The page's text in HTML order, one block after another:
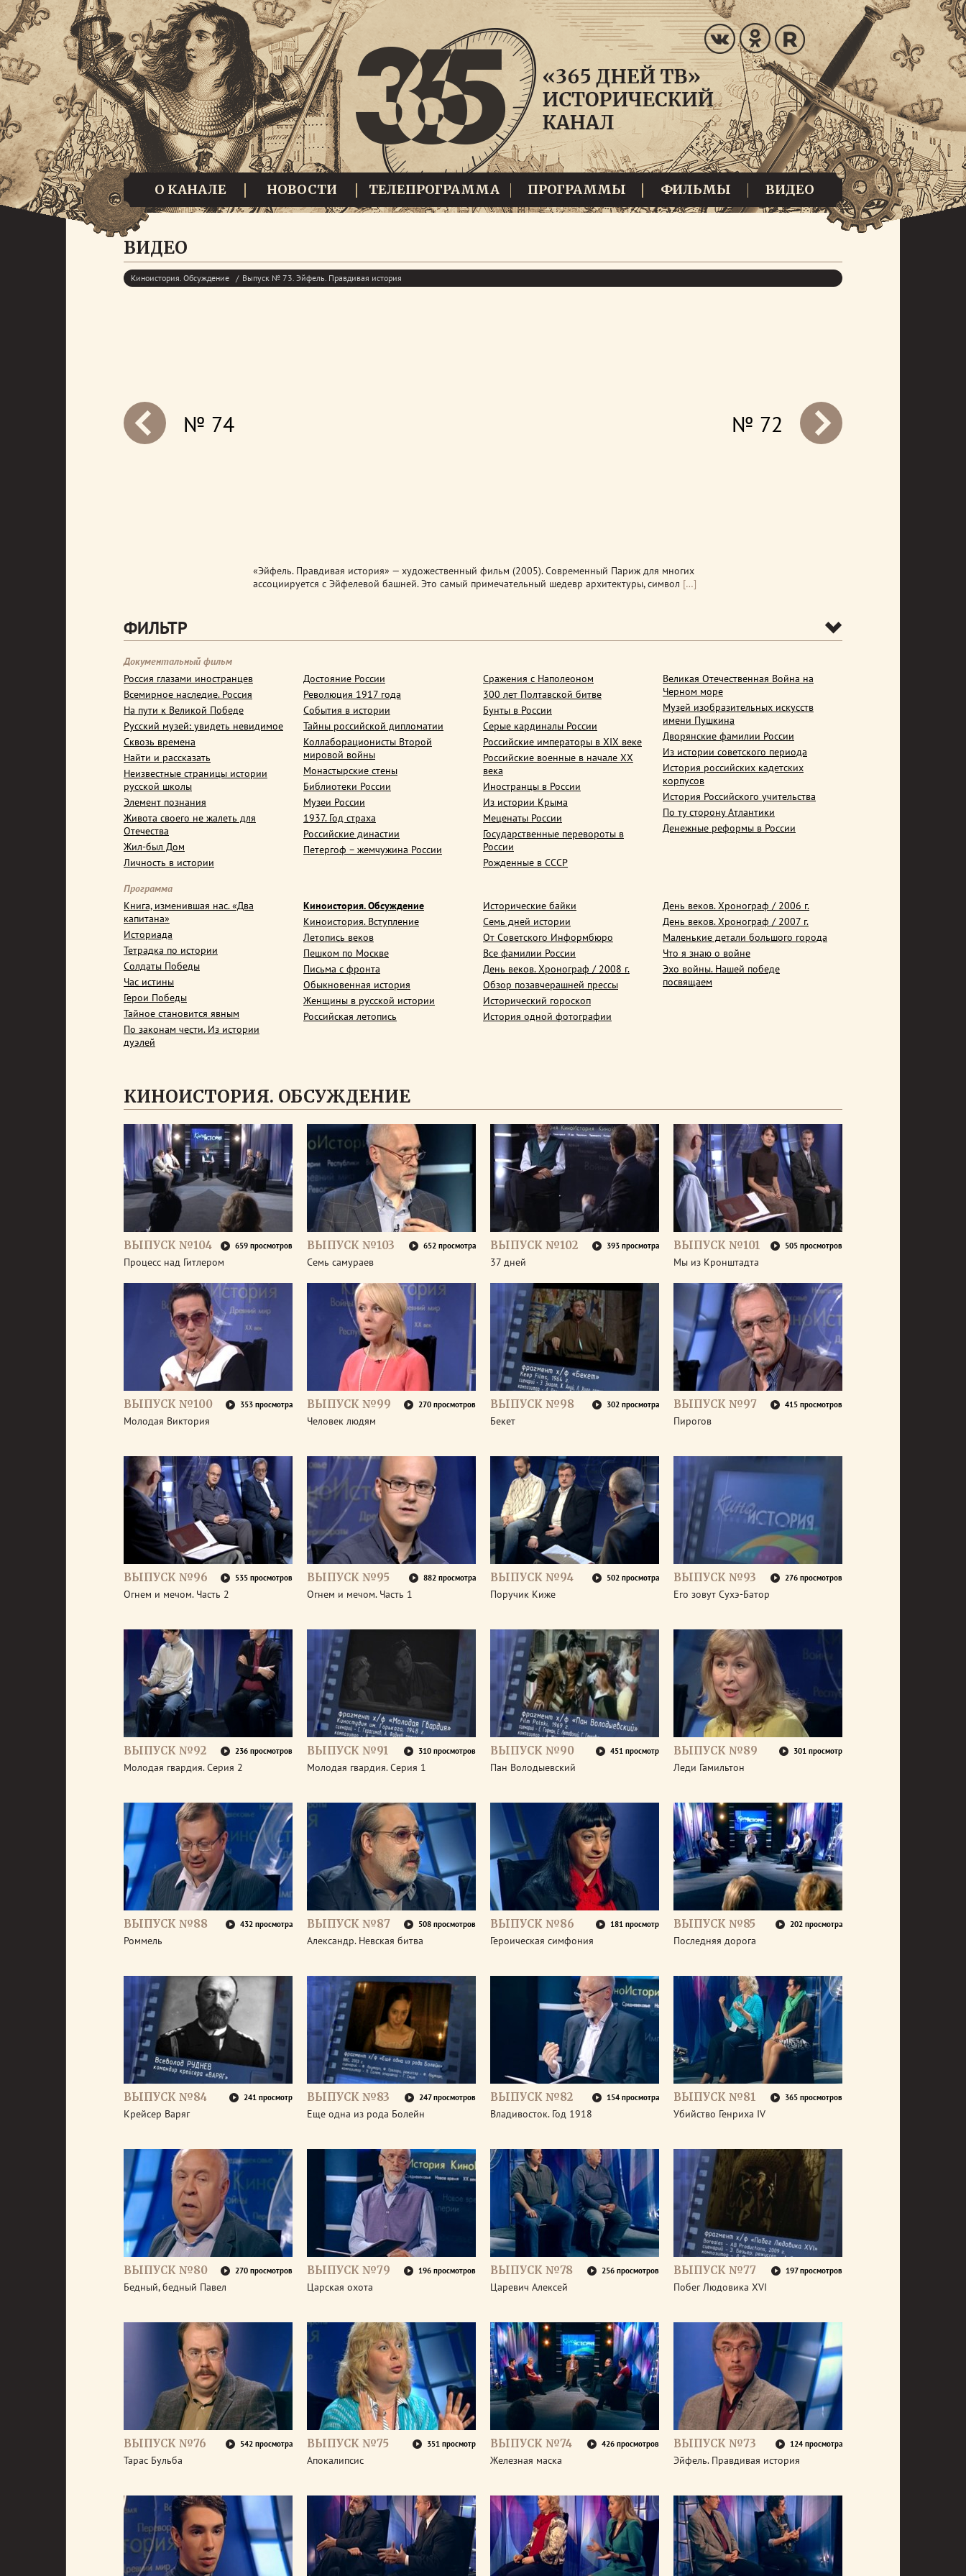
О КАНАЛЕ НОВОСТИ ТЕЛЕПРОГРАММА ПРОГРАММЫ ФИЛЬМЫ ВИДЕО
ВИДЕО
Киноистория. Обсуждение Выпуск № 73. Эйфель. Правдивая история
prev
№ 72
№ 74
«Эйфель. Правдивая история» — художественный фильм (2005). Современный Париж для многих
ассоциируется с Эйфелевой башней. Это самый примечательный шедевр архитектуры, символ […]
ФИЛЬТР
Документальный фильм
Россия глазами иностранцев
Всемирное наследие. Россия
На пути к Великой Победе
Русский музей: увидеть невидимое
Сквозь времена
Найти и рассказать
Неизвестные страницы истории
русской школы
Элемент познания
Живота своего не жалеть для
Отечества
Жил-был Дом
Личность в истории
Достояние России
Революция 1917 года
События в истории
Тайны российской дипломатии
Коллаборационисты Второй
мировой войны
Монастырские стены
Библиотеки России
Музеи России
1937. Год страха
Российские династии
Петергоф – жемчужина России
Сражения с Наполеоном
300 лет Полтавской битве
Бунты в России
Серые кардиналы России
Российские императоры в XIX веке
Российские военные в начале ХХ
века
Иностранцы в России
Из истории Крыма
Меценаты России
Государственные перевороты в
России
Рожденные в СССР
Великая Отечественная Война на
Черном море
Музей изобразительных искусств
имени Пушкина
Дворянские фамилии России
Из истории советского периода
История российских кадетских
корпусов
История Российского учительства
По ту сторону Атлантики
Денежные реформы в России
Программа
Книга, изменившая нас. «Два
капитана»
Историада
Тетрадка по истории
Солдаты Победы
Час истины
Герои Победы
Тайное становится явным
По законам чести. Из истории
дуэлей
Киноистория. Обсуждение
Киноистория. Вступление
Летопись веков
Пешком по Москве
Письма с фронта
Обыкновенная история
Женщины в русской истории
Российская летопись
Исторические байки
Семь дней истории
От Советского Информбюро
Все фамилии России
День веков. Хронограф / 2008 г.
Обзор позавчерашней прессы
Исторический гороскоп
История одной фотографии
День веков. Хронограф / 2006 г.
День веков. Хронограф / 2007 г.
Маленькие детали большого города
Что я знаю о войне
Эхо войны. Нашей победе
посвящаем
КИНОИСТОРИЯ. ОБСУЖДЕНИЕ
ВЫПУСК №104 659 просмотров
Процесс над Гитлером
ВЫПУСК №103 652 просмотра
Семь самураев
ВЫПУСК №102 393 просмотра
37 дней
ВЫПУСК №101 505 просмотров
Мы из Кронштадта
ВЫПУСК №100 353 просмотра
Молодая Виктория
ВЫПУСК №99 270 просмотров
Человек людям
ВЫПУСК №98 302 просмотра
Бекет
ВЫПУСК №97 415 просмотров
Пирогов
ВЫПУСК №96 535 просмотров
Огнем и мечом. Часть 2
ВЫПУСК №95 882 просмотра
Огнем и мечом. Часть 1
ВЫПУСК №94 502 просмотра
Поручик Киже
ВЫПУСК №93 276 просмотров
Его зовут Сухэ-Батор
ВЫПУСК №92 236 просмотров
Молодая гвардия. Серия 2
ВЫПУСК №91 310 просмотров
Молодая гвардия. Серия 1
ВЫПУСК №90 451 просмотр
Пан Володыевский
ВЫПУСК №89 301 просмотр
Леди Гамильтон
ВЫПУСК №88 432 просмотра
Роммель
ВЫПУСК №87 508 просмотров
Александр. Невская битва
ВЫПУСК №86 181 просмотр
Героическая симфония
ВЫПУСК №85 202 просмотра
Последняя дорога
ВЫПУСК №84 241 просмотр
Крейсер Варяг
ВЫПУСК №83 247 просмотров
Еще одна из рода Болейн
ВЫПУСК №82 154 просмотра
Владивосток. Год 1918
ВЫПУСК №81 365 просмотров
Убийство Генриха IV
ВЫПУСК №80 270 просмотров
Бедный, бедный Павел
ВЫПУСК №79 196 просмотров
Царская охота
ВЫПУСК №78 256 просмотров
Царевич Алексей
ВЫПУСК №77 197 просмотров
Побег Людовика XVI
ВЫПУСК №76 542 просмотра
Тарас Бульба
ВЫПУСК №75 351 просмотр
Апокалипсис
ВЫПУСК №74 426 просмотров
Железная маска
ВЫПУСК №73 124 просмотра
Эйфель. Правдивая история